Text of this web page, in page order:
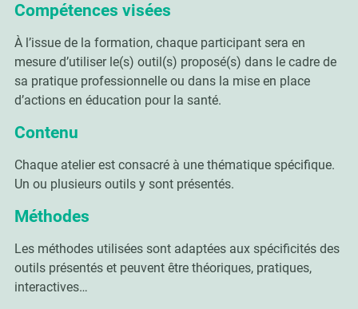
Compétences visées
À l’issue de la formation, chaque participant sera en
mesure d’utiliser le(s) outil(s) proposé(s) dans le cadre de
sa pratique professionnelle ou dans la mise en place
d’actions en éducation pour la santé.
Contenu
Chaque atelier est consacré à une thématique spécifique.
Un ou plusieurs outils y sont présentés.
Méthodes
Les méthodes utilisées sont adaptées aux spécificités des
outils présentés et peuvent être théoriques, pratiques,
interactives…